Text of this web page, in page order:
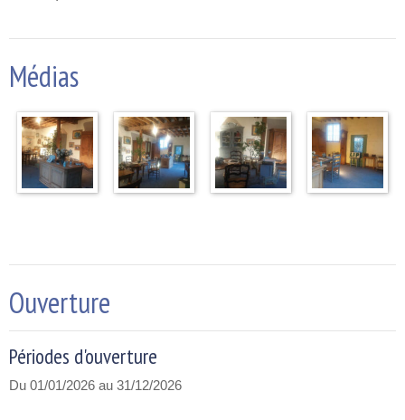
Médias
Ouverture
Périodes d'ouverture
Du 01/01/2026 au 31/12/2026